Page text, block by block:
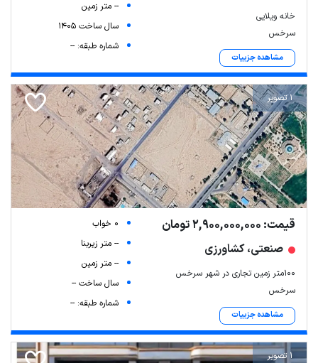
خانه ویلایی
سرخس
مشاهده جزییات
-- متر زمین
سال ساخت 1405
شماره طبقه: --
1 تصویر
قیمت: 2,900,000,000 تومان
صنعتی، کشاورزی
۱۰۰متر زمین تجاری در شهر سرخس
سرخس
مشاهده جزییات
0 خواب
-- متر زیربنا
-- متر زمین
سال ساخت --
شماره طبقه: --
1 تصویر